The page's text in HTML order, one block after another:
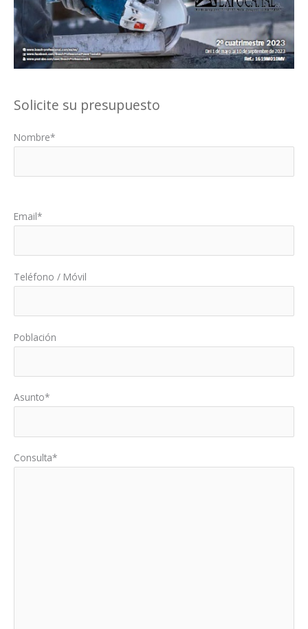
Solicite su presupuesto
Nombre*
Email*
Teléfono / Móvil
Población
Asunto*
Consulta*